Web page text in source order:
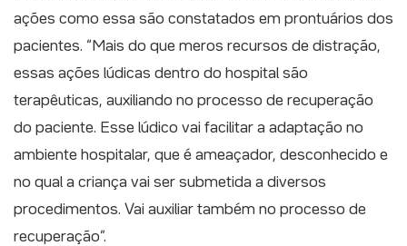
ações como essa são constatados em prontuários dos
pacientes. “Mais do que meros recursos de distração,
essas ações lúdicas dentro do hospital são
terapêuticas, auxiliando no processo de recuperação
do paciente. Esse lúdico vai facilitar a adaptação no
ambiente hospitalar, que é ameaçador, desconhecido e
no qual a criança vai ser submetida a diversos
procedimentos. Vai auxiliar também no processo de
recuperação”.